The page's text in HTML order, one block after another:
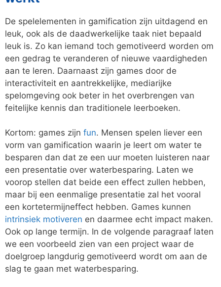
De spelelementen in gamification zijn uitdagend en
leuk, ook als de daadwerkelijke taak niet bepaald
leuk is. Zo kan iemand toch gemotiveerd worden om
een gedrag te veranderen of nieuwe vaardigheden
aan te leren. Daarnaast zijn games door de
interactiviteit en aantrekkelijke, mediarijke
spelomgeving ook beter in het overbrengen van
feitelijke kennis dan traditionele leerboeken.
Kortom: games zijn fun. Mensen spelen liever een
vorm van gamification waarin je leert om water te
besparen dan dat ze een uur moeten luisteren naar
een presentatie over waterbesparing. Laten we
voorop stellen dat beide een effect zullen hebben,
maar bij een eenmalige presentatie zal het vooral
een kortetermijneffect hebben. Games kunnen
intrinsiek motiveren en daarmee echt impact maken.
Ook op lange termijn. In de volgende paragraaf laten
we een voorbeeld zien van een project waar de
doelgroep langdurig gemotiveerd wordt om aan de
slag te gaan met waterbesparing.